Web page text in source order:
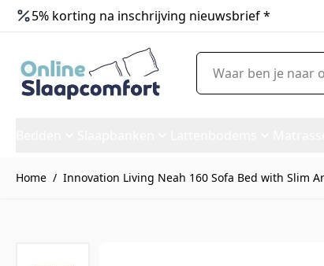
5% korting na inschrijving nieuwsbrief *
Waar ben je naar op
Home / Innovation Living Neah 160 Sofa Bed with Slim